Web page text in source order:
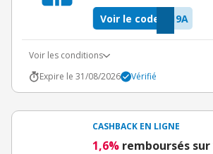
19A
Voir le code
Voir les conditions
Expire le 31/08/2026
Vérifié
CASHBACK EN LIGNE
1,6% remboursés